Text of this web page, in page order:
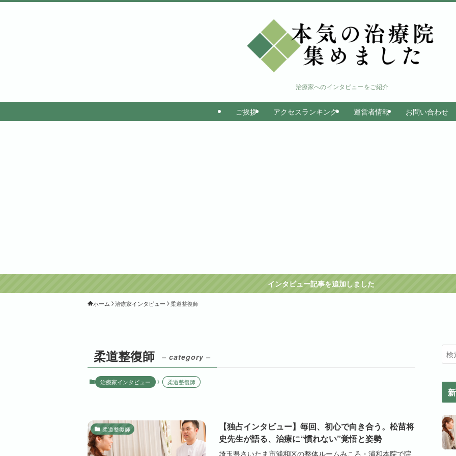
治療家へのインタビューをご紹介
ご挨拶 アクセスランキング 運営者情報 お問い合わせ
インタビュー記事を追加しました
ホーム 治療家インタビュー 柔道整復師
柔道整復師 – category –
治療家インタビュー 柔道整復師
柔道整復師
【独占インタビュー】毎回、初心で向き合う。松苗将
史先生が語る、治療に“慣れない”覚悟と姿勢
埼玉県さいたま市浦和区の整体ルームみころ・浦和本院で院